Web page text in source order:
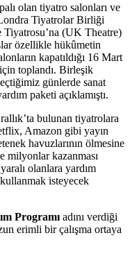
olan tiyatro salonları ve
Tiyatrolar Birliği
Tiyatrosu’na (UK Theatre)
özellikle hükûmetin
kapatıldığı 16 Mart
toplandı. Birleşik
günlerde sanat
paketi açıklamıştı.
bulunan tiyatrolara
Amazon gibi yayın
havuzlarının ölmesine
milyonlar kazanması
olanlara yardım
isteyecek
Programı adını verdiği
erimli bir çalışma ortaya